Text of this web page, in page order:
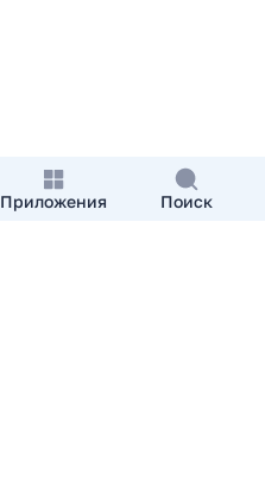
Приложения Поиск